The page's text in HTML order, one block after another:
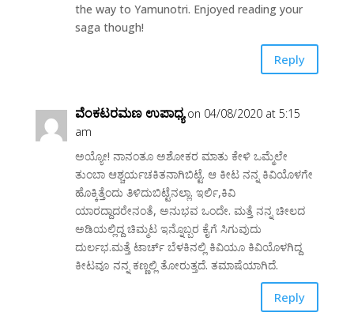
the way to Yamunotri. Enjoyed reading your
saga though!
Reply
ವೆಂಕಟರಮಣ ಉಪಾಧ್ಯ on 04/08/2020 at 5:15
am
ಅಯ್ಯೋ! ನಾನಂತೂ ಅಶೋಕರ ಮಾತು ಕೇಳಿ ಒಮ್ಮೆಲೇ
ತುಂಬಾ ಆಶ್ಚರ್ಯಚಕಿತನಾಗಿಬಿಟ್ಟೆ. ಆ ಕೀಟ ನನ್ನ ಕಿವಿಯೊಳಗೇ
ಹೊಕ್ಕಿತ್ತೆಂದು ತಿಳಿದುಬಿಟ್ಟೆನಲ್ಲಾ. ಇರ್ಲಿ,ಕಿವಿ
ಯಾರದ್ದಾದರೇನಂತೆ, ಅನುಭವ ಒಂದೇ. ಮತ್ತೆ ನನ್ನ ಚೀಲದ
ಅಡಿಯಲ್ಲಿದ್ದ ಚಿಮ್ಮಟ ಇನ್ನೊಬ್ಬರ ಕೈಗೆ ಸಿಗುವುದು
ದುರ್ಲಭ.ಮತ್ತೆ ಟಾರ್ಚ್ ಬೆಳಕಿನಲ್ಲಿ ಕಿವಿಯೂ ಕಿವಿಯೊಳಗಿದ್ದ
ಕೀಟವೂ ನನ್ನ ಕಣ್ಣಲ್ಲಿ ತೋರುತ್ತದೆ. ತಮಾಷೆಯಾಗಿದೆ.
Reply